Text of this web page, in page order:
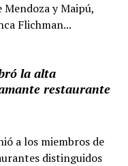
y Maipú,
Flichman...
la alta
restaurante
a los miembros de
distinguidos